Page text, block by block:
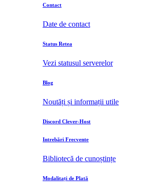
Contact
Date de contact
Status Retea
Vezi statusul serverelor
Blog
Noutăți și informații utile
Discord Clever-Host
Intrebări Frecvente
Bibliotecă de cunoștințe
Modalitați de Plată